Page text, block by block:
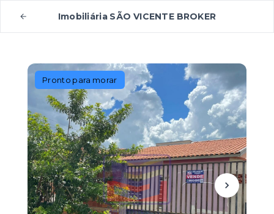
Imobiliária SÃO VICENTE BROKER
Pronto para morar